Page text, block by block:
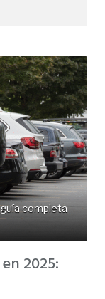
completa
2025: